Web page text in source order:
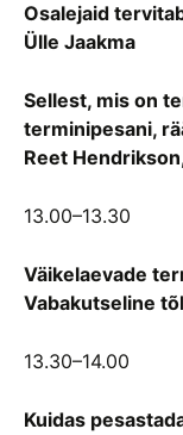
Osalejaid
Ülle Jaakma
Sellest, mis on
terminipesani,
Reet
13.00–13.30
Väikelaevade
Vabakutseline
13.30–14.00
Kuidas